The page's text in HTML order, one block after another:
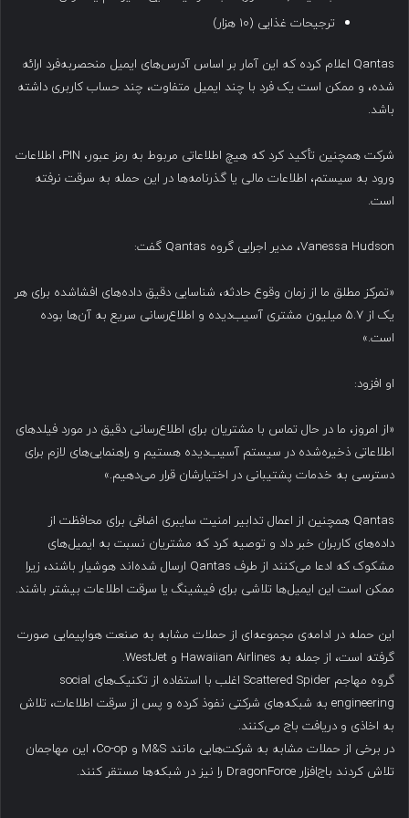
ترجیحات غذایی (۱۰ هزار)
Qantas اعلام کرده که این آمار بر اساس آدرس‌های ایمیل منحصربه‌فرد ارائه
شده، و ممکن است یک فرد با چند ایمیل متفاوت، چند حساب کاربری داشته
باشد.
شرکت همچنین تأکید کرد که هیچ اطلاعاتی مربوط به رمز عبور، PIN، اطلاعات
ورود به سیستم، اطلاعات مالی یا گذرنامه‌ها در این حمله به سرقت نرفته
است.
Vanessa Hudson، مدیر اجرایی گروه Qantas گفت:
«تمرکز مطلق ما از زمان وقوع حادثه، شناسایی دقیق داده‌های افشاشده برای هر
یک از ۵.۷ میلیون مشتری آسیب‌دیده و اطلاع‌رسانی سریع به آن‌ها بوده
است.»
او افزود:
«از امروز، ما در حال تماس با مشتریان برای اطلاع‌رسانی دقیق در مورد فیلدهای
اطلاعاتی ذخیره‌شده در سیستم آسیب‌دیده هستیم و راهنمایی‌های لازم برای
دسترسی به خدمات پشتیبانی در اختیارشان قرار می‌دهیم.»
Qantas همچنین از اعمال تدابیر امنیت سایبری اضافی برای محافظت از
داده‌های کاربران خبر داد و توصیه کرد که مشتریان نسبت به ایمیل‌های
مشکوک که ادعا می‌کنند از طرف Qantas ارسال شده‌اند هوشیار باشند، زیرا
ممکن است این ایمیل‌ها تلاشی برای فیشینگ یا سرقت اطلاعات بیشتر باشند.
این حمله در ادامه‌ی مجموعه‌ای از حملات مشابه به صنعت هواپیمایی صورت
گرفته است، از جمله به Hawaiian Airlines و WestJet.
گروه مهاجم Scattered Spider اغلب با استفاده از تکنیک‌های social
engineering به شبکه‌های شرکتی نفوذ کرده و پس از سرقت اطلاعات، تلاش
به اخاذی و دریافت باج می‌کنند.
در برخی از حملات مشابه به شرکت‌هایی مانند M&S و Co-op، این مهاجمان
تلاش کردند باج‌افزار DragonForce را نیز در شبکه‌ها مستقر کنند.